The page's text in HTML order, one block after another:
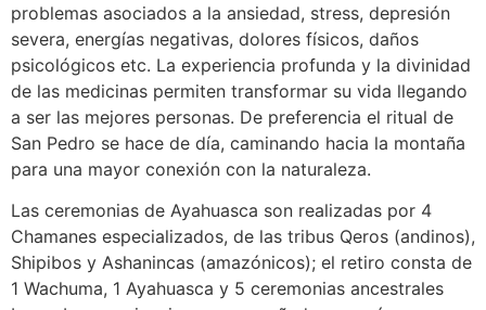
problemas asociados a la ansiedad, stress, depresión
severa, energías negativas, dolores físicos, daños
psicológicos etc. La experiencia profunda y la divinidad
de las medicinas permiten transformar su vida llegando
a ser las mejores personas. De preferencia el ritual de
San Pedro se hace de día, caminando hacia la montaña
para una mayor conexión con la naturaleza.
Las ceremonias de Ayahuasca son realizadas por 4
Chamanes especializados, de las tribus Qeros (andinos),
Shipibos y Ashanincas (amazónicos); el retiro consta de
1 Wachuma, 1 Ayahuasca y 5 ceremonias ancestrales